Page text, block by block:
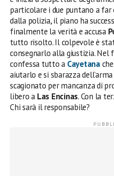
particolare i due puntano a far
dalla polizia, il piano ha
finalmente la verità e accusa
tutto risolto. Il colpevole è
consegnarlo alla giustizia. Nel
confessa tutto a Cayetana
aiutarlo e si sbarazza
scagionato per mancanza di
libero a Las Encinas. Con la
Chi sarà il responsabile?